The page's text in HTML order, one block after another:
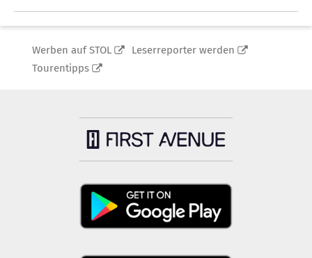
Werben auf STOL
Leserreporter werden
Tourentipps